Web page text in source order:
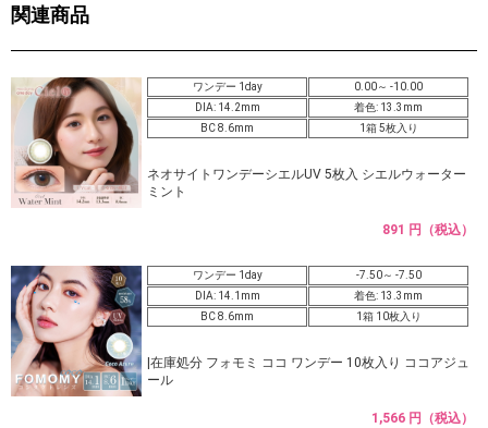
関連商品
ワンデー 1day
0.00～ -10.00
DIA: 14.2mm
着色: 13.3mm
BC 8.6mm
1箱 5枚入り
ネオサイトワンデーシエルUV 5枚入 シエルウォーター
ミント
891 円（税込）
ワンデー 1day
-7.50～ -7.50
DIA: 14.1mm
着色: 13.3mm
BC 8.6mm
1箱 10枚入り
|在庫処分 フォモミ ココ ワンデー 10枚入り ココアジュ
ール
1,566 円（税込）